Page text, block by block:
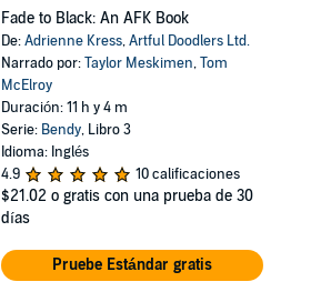
Fade to Black: An AFK Book
De:Adrienne Kress,Artful Doodlers Ltd.
Narrado por:Taylor Meskimen,Tom
McElroy
Duración: 11 h y 4 m
Serie: Bendy, Libro 3
Idioma: Inglés
4.9
10 calificaciones
$21.02 o gratis con una prueba de 30
días
Pruebe Estándar gratis